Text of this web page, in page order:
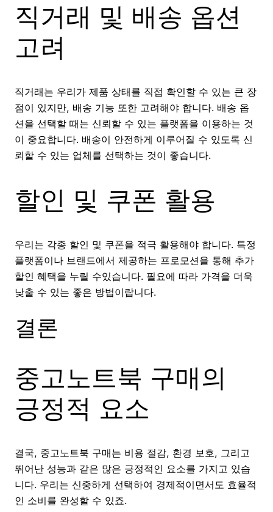
직거래 및 배송 옵션
고려
직거래는 우리가 제품 상태를 직접 확인할 수 있는 큰 장
점이 있지만, 배송 기능 또한 고려해야 합니다. 배송 옵
션을 선택할 때는 신뢰할 수 있는 플랫폼을 이용하는 것
이 중요합니다. 배송이 안전하게 이루어질 수 있도록 신
뢰할 수 있는 업체를 선택하는 것이 좋습니다.
할인 및 쿠폰 활용
우리는 각종 할인 및 쿠폰을 적극 활용해야 합니다. 특정
플랫폼이나 브랜드에서 제공하는 프로모션을 통해 추가
할인 혜택을 누릴 수있습니다. 필요에 따라 가격을 더욱
낮출 수 있는 좋은 방법이랍니다.
결론
중고노트북 구매의
긍정적 요소
결국, 중고노트북 구매는 비용 절감, 환경 보호, 그리고
뛰어난 성능과 같은 많은 긍정적인 요소를 가지고 있습
니다. 우리는 신중하게 선택하여 경제적이면서도 효율적
인 소비를 완성할 수 있죠.